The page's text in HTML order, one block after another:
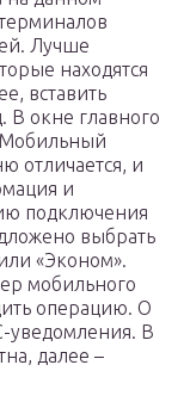
Лучше
находятся
вставить
В окне главного
Мобильный
отличается, и
и
подключения
выбрать
«Эконом».
мобильного
операцию. О
уведомления. В
далее –